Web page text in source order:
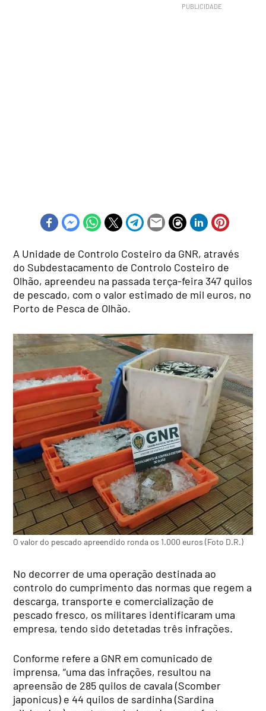
A Unidade de Controlo Costeiro da GNR, através
do Subdestacamento de Controlo Costeiro de
Olhão, apreendeu na passada terça-feira 347 quilos
de pescado, com o valor estimado de mil euros, no
Porto de Pesca de Olhão.
O valor do pescado apreendido ronda os 1.000 euros (Foto D.R.)
No decorrer de uma operação destinada ao
controlo do cumprimento das normas que regem a
descarga, transporte e comercialização de
pescado fresco, os militares identificaram uma
empresa, tendo sido detetadas três infrações.
Conforme refere a GNR em comunicado de
imprensa, “uma das infrações, resultou na
apreensão de 285 quilos de cavala (Scomber
japonicus) e 44 quilos de sardinha (Sardina